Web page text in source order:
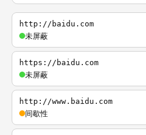
http://baidu.com
未屏蔽
https://baidu.com
未屏蔽
http://www.baidu.com
间歇性